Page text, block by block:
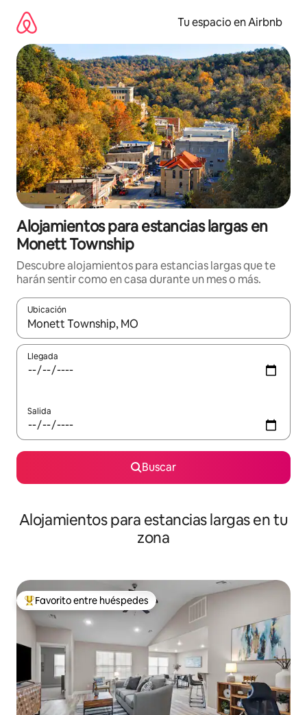
contenido
Tu espacio en Airbnb
Alojamientos para estancias largas en
Monett Township
Descubre alojamientos para estancias largas que te
harán sentir como en casa durante un mes o más.
Ubicación
Cuando los resultados estén disponibles, podrás navegar
Llegada
Salida
Buscar
Alojamientos para estancias largas en tu
zona
De los mejores en Favorito entre huéspedes
Favorito entre huéspedes